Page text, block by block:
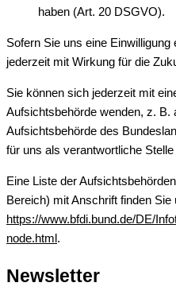
haben (Art. 20 DSGVO).
Sofern Sie uns eine
jederzeit mit Wirkung für die
Sie können sich jederzeit mit
Aufsichtsbehörde wenden, z. B.
Aufsichtsbehörde des
für uns als verantwortliche
Eine Liste der
Bereich) mit Anschrift finden Sie
https://www.bfdi.bund.de/DE/
node.html.
Newsletter